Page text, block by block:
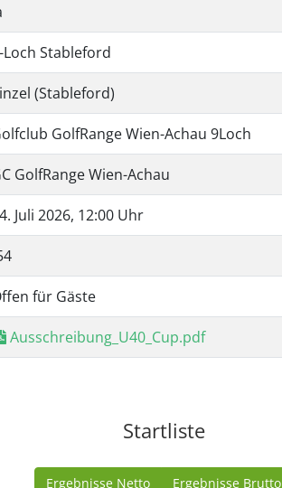
Loch Stableford
(Stableford)
GolfRange Wien-Achau 9Loch
GolfRange Wien-Achau
Juli 2026, 12:00 Uhr
für Gäste
Ausschreibung_U40_Cup.pdf
Startliste
Ergebnisse Netto Ergebnisse Brutto